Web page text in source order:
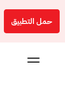
حمل التطبيق